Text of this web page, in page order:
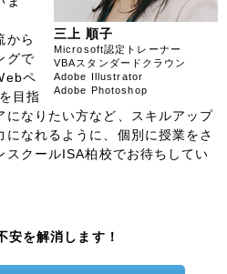
三上 順子
Microsoft認定トレーナー
VBAスタンダードクラウン
Adobe Illustrator
Adobe Photoshop
から
グで
ペ
目指
になりたい方など、スキルアップ
なれるように、個別に授業をさ
スクールISA柏校でお待ちしてい
安を解消します！